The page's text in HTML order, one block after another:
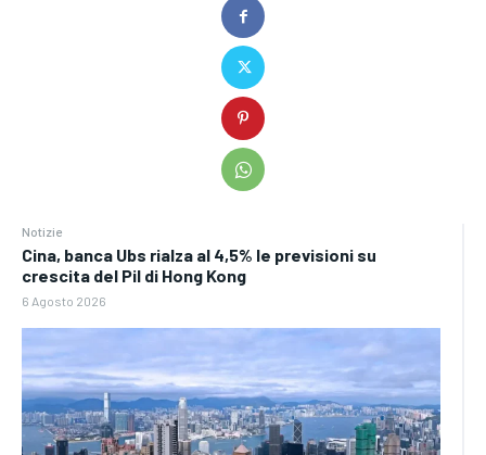
Notizie
Cina, banca Ubs rialza al 4,5% le previsioni su
crescita del Pil di Hong Kong
6 Agosto 2026